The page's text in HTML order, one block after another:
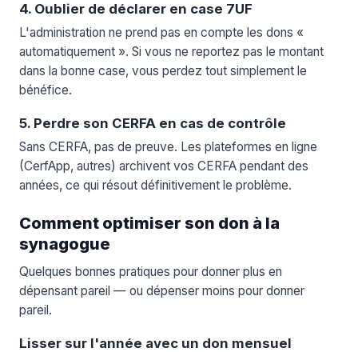
4. Oublier de déclarer en case 7UF
L'administration ne prend pas en compte les dons «
automatiquement ». Si vous ne reportez pas le montant
dans la bonne case, vous perdez tout simplement le
bénéfice.
5. Perdre son CERFA en cas de contrôle
Sans CERFA, pas de preuve. Les plateformes en ligne
(CerfApp, autres) archivent vos CERFA pendant des
années, ce qui résout définitivement le problème.
Comment optimiser son don à la
synagogue
Quelques bonnes pratiques pour donner plus en
dépensant pareil — ou dépenser moins pour donner
pareil.
Lisser sur l'année avec un don mensuel